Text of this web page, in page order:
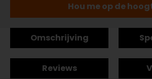
Hou me op de
Omschrijving
Reviews